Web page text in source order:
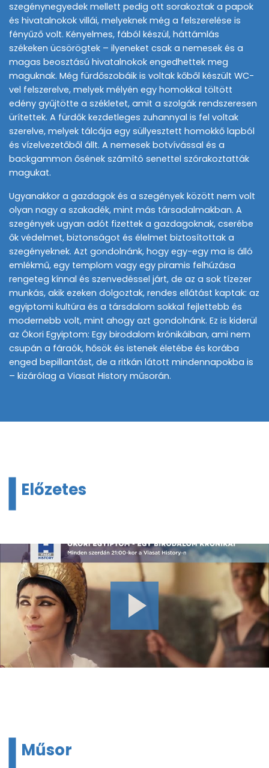
szegénynegyedek mellett pedig ott sorakoztak a papok
és hivatalnokok villái, melyeknek még a felszerelése is
fényűző volt. Kényelmes, fából készül, háttámlás
székeken ücsörögtek – ilyeneket csak a nemesek és a
magas beosztású hivatalnokok engedhettek meg
maguknak. Még fürdőszobáik is voltak kőből készült WC-
vel felszerelve, melyek mélyén egy homokkal töltött
edény gyűjtötte a székletet, amit a szolgák rendszeresen
ürítettek. A fürdők kezdetleges zuhannyal is fel voltak
szerelve, melyek tálcája egy süllyesztett homokkő lapból
és vízelvezetőből állt. A nemesek botvívással és a
backgammon ősének számító senettel szórakoztatták
magukat.
Ugyanakkor a gazdagok és a szegények között nem volt
olyan nagy a szakadék, mint más társadalmakban. A
szegények ugyan adót fizettek a gazdagoknak, cserébe
ők védelmet, biztonságot és élelmet biztosítottak a
szegényeknek. Azt gondolnánk, hogy egy-egy ma is álló
emlékmű, egy templom vagy egy piramis felhúzása
rengeteg kínnal és szenvedéssel járt, de az a sok tízezer
munkás, akik ezeken dolgoztak, rendes ellátást kaptak: az
egyiptomi kultúra és a társdalom sokkal fejlettebb és
modernebb volt, mint ahogy azt gondolnánk. Ez is kiderül
az Ókori Egyiptom: Egy birodalom krónikáiban, ami nem
csupán a fáraók, hősök és istenek életébe és korába
enged bepillantást, de a ritkán látott mindennapokba is
– kizárólag a Viasat History műsorán.
Előzetes
Műsor